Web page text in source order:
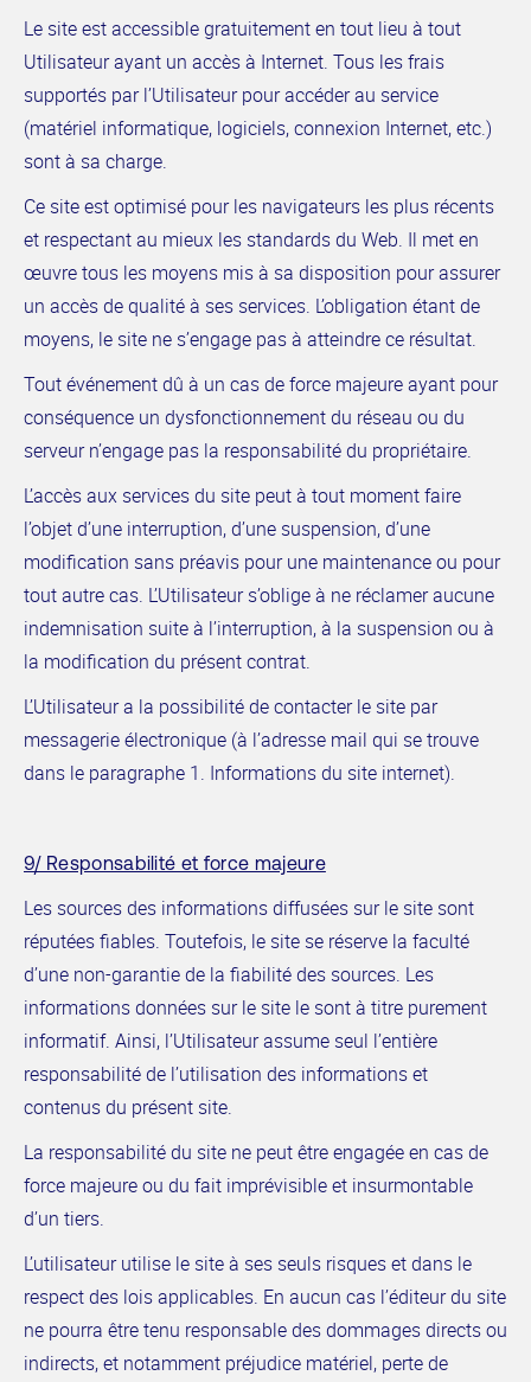
Le site est accessible gratuitement en tout lieu à tout
Utilisateur ayant un accès à Internet. Tous les frais
supportés par l’Utilisateur pour accéder au service
(matériel informatique, logiciels, connexion Internet, etc.)
sont à sa charge.
Ce site est optimisé pour les navigateurs les plus récents
et respectant au mieux les standards du Web. Il met en
œuvre tous les moyens mis à sa disposition pour assurer
un accès de qualité à ses services. L’obligation étant de
moyens, le site ne s’engage pas à atteindre ce résultat.
Tout événement dû à un cas de force majeure ayant pour
conséquence un dysfonctionnement du réseau ou du
serveur n’engage pas la responsabilité du propriétaire.
L’accès aux services du site peut à tout moment faire
l’objet d’une interruption, d’une suspension, d’une
modification sans préavis pour une maintenance ou pour
tout autre cas. L’Utilisateur s’oblige à ne réclamer aucune
indemnisation suite à l’interruption, à la suspension ou à
la modification du présent contrat.
L’Utilisateur a la possibilité de contacter le site par
messagerie électronique (à l’adresse mail qui se trouve
dans le paragraphe 1. Informations du site internet).
9/ Responsabilité et force majeure
Les sources des informations diffusées sur le site sont
réputées fiables. Toutefois, le site se réserve la faculté
d’une non-garantie de la fiabilité des sources. Les
informations données sur le site le sont à titre purement
informatif. Ainsi, l’Utilisateur assume seul l’entière
responsabilité de l’utilisation des informations et
contenus du présent site.
La responsabilité du site ne peut être engagée en cas de
force majeure ou du fait imprévisible et insurmontable
d’un tiers.
L’utilisateur utilise le site à ses seuls risques et dans le
respect des lois applicables. En aucun cas l’éditeur du site
ne pourra être tenu responsable des dommages directs ou
indirects, et notamment préjudice matériel, perte de